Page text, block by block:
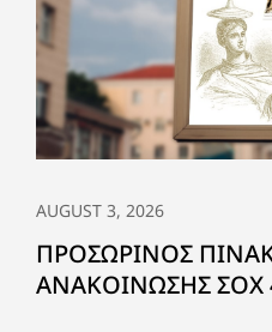
AUGUST 3, 2026
ΠΡΟΣΩΡΙΝΟΣ
ΑΝΑΚΟΙΝΩΣΗΣ ΣΟΧ